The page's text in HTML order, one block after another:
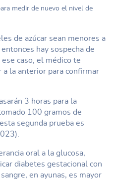
medir de nuevo el nivel de
de azúcar sean menores a
hay sospecha de
ese caso, el médico te
la anterior para confirmar
3 horas para la
100 gramos de
segunda prueba es
oral a la glucosa,
diabetes gestacional con
en ayunas, es mayor